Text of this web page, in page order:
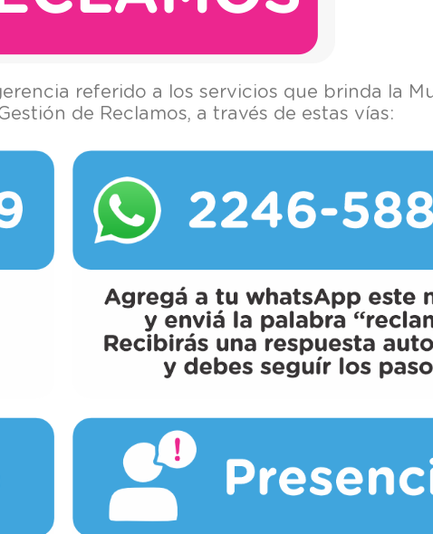
referido a los servicios que brinda la
de Reclamos, a través de estas vías: